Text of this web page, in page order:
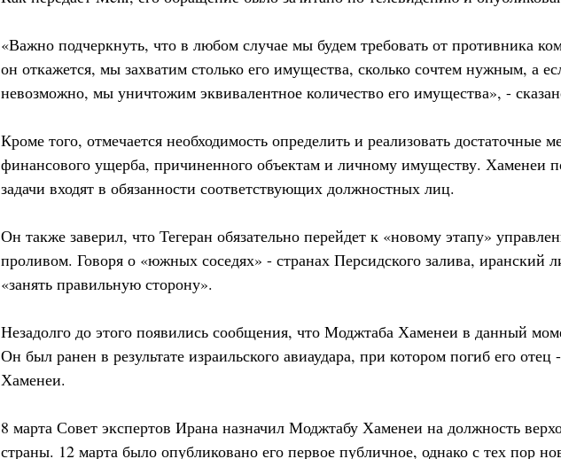
«Важно подчеркнуть, что в любом случае мы будем требовать от противника
он откажется, мы захватим столько его имущества, сколько сочтем нужным, а
невозможно, мы уничтожим эквивалентное количество его имущества», -
Кроме того, отмечается необходимость определить и реализовать достаточные
финансового ущерба, причиненного объектам и личному имуществу. Хаменеи
задачи входят в обязанности соответствующих должностных лиц.
Он также заверил, что Тегеран обязательно перейдет к «новому этапу»
проливом. Говоря о «южных соседях» - странах Персидского залива, иранский
«занять правильную сторону».
Незадолго до этого появились сообщения, что Моджтаба Хаменеи в данный
Он был ранен в результате израильского авиаудара, при котором погиб его отец
Хаменеи.
8 марта Совет экспертов Ирана назначил Моджтабу Хаменеи на должность
страны. 12 марта было опубликовано его первое публичное, однако с тех пор